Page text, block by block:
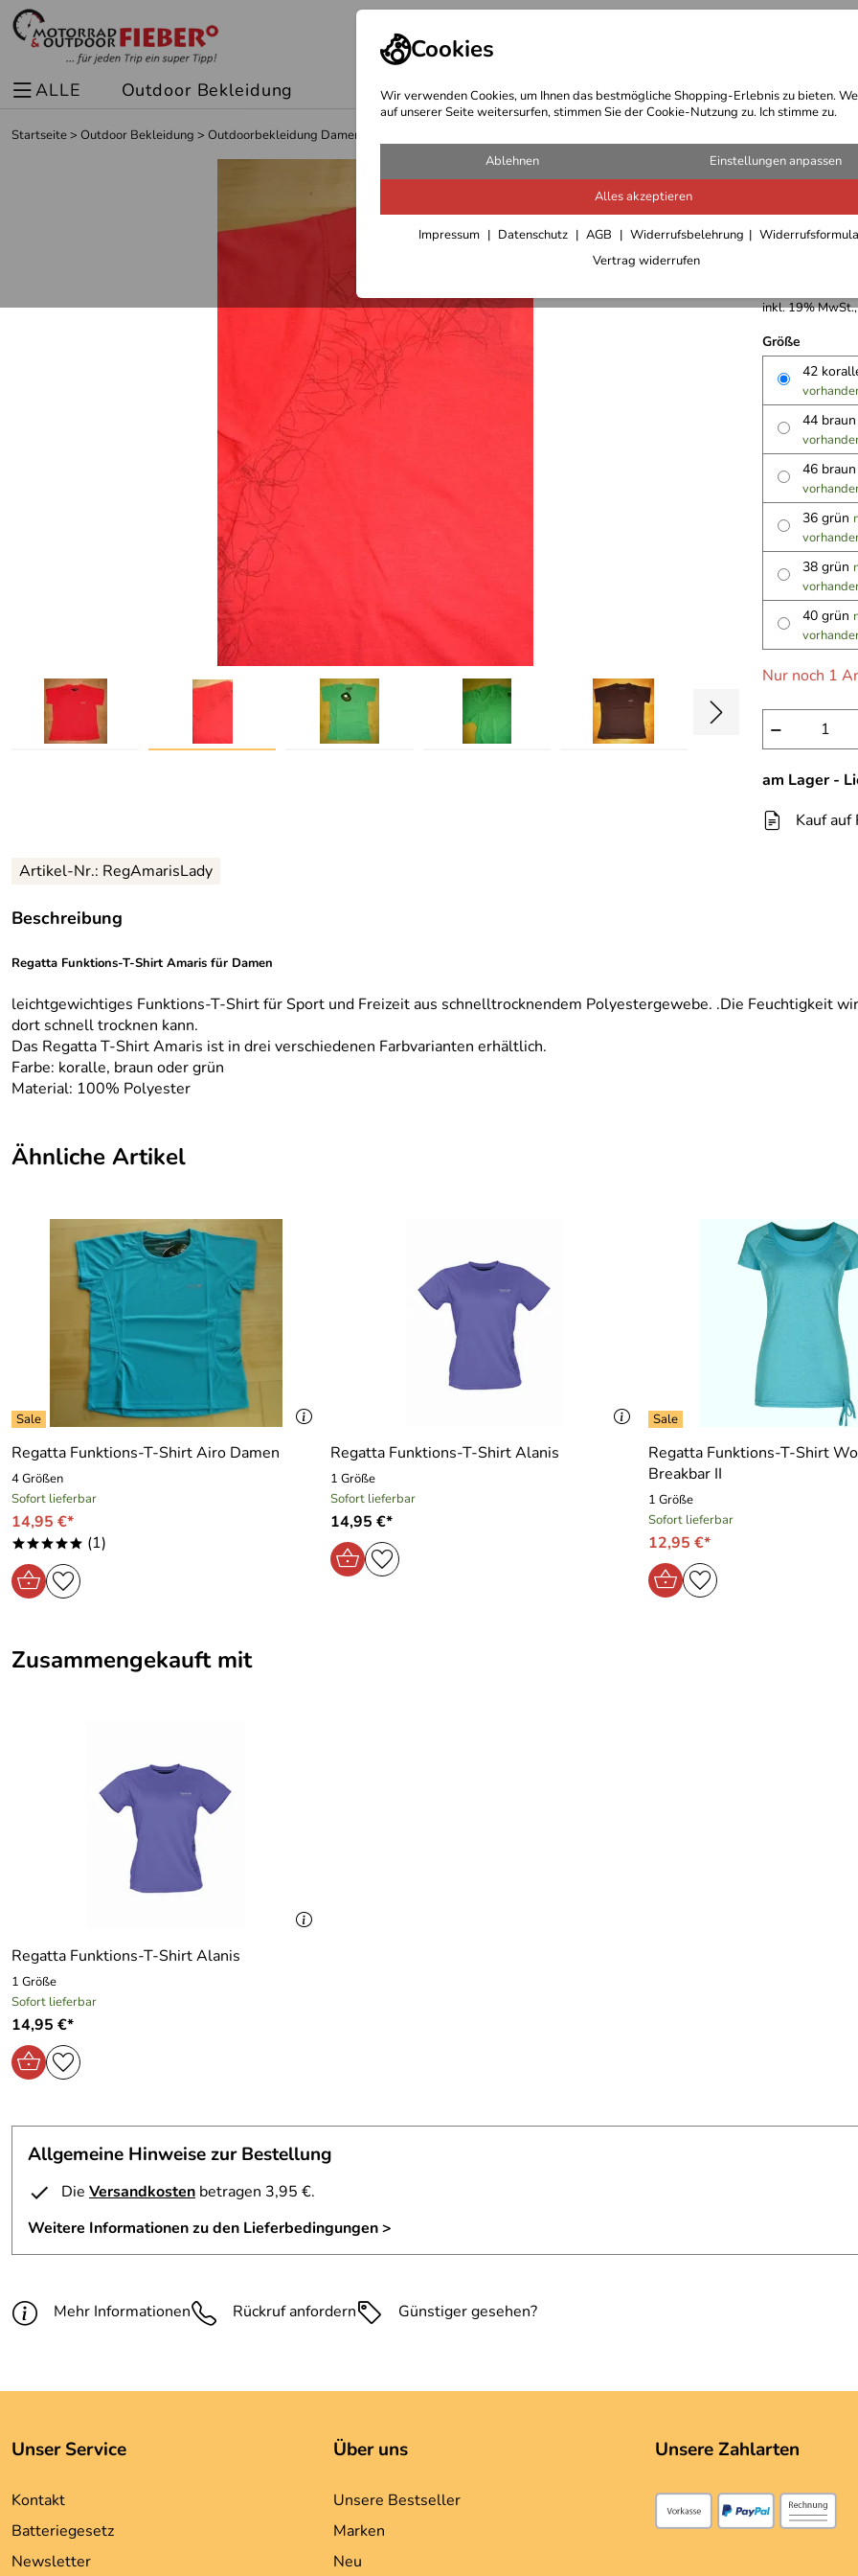
Cookies
Wir verwenden Cookies, um Ihnen das bestmögliche Shopping-Erlebnis zu bieten.
auf unserer Seite weitersurfen, stimmen Sie der Cookie-Nutzung zu. Ich stimme zu.
Ablehnen Einstellungen anpassen
Alles akzeptieren
Impressum Datenschutz AGB Widerrufsbelehrung
Vertrag widerrufen
ALLE Outdoor Bekleidung Sport Bekleidung Outdoor Ausrüstung
Startseite> Outdoor Bekleidung > Outdoorbekleidung Damen
Regatta
inkl. 19%
Größe
42
44 braun
46 braun
36 grün
38 grün
40 grün
Nur noch 1
−
am Lager -
Kauf auf
Artikel-Nr.: RegAmarisLady
Beschreibung
Regatta Funktions-T-Shirt Amaris für Damen
leichtgewichtiges Funktions-T-Shirt für Sport und Freizeit aus schnelltrocknendem Polyestergewebe. .Die Feuchtigkeit
dort schnell trocknen kann.
Das Regatta T-Shirt Amaris ist in drei verschiedenen Farbvarianten erhältlich.
Farbe: koralle, braun oder grün
Material: 100% Polyester
Ähnliche Artikel
Regatta Funktions-T-Shirt Airo Damen
4 Größen
Sofort lieferbar
14,95 €*
***** (1)
Regatta Funktions-T-Shirt Alanis
1 Größe
Sofort lieferbar
14,95 €*
Regatta Funktions-T-Shirt
Breakbar II
1 Größe
Sofort lieferbar
12,95 €*
Zusammengekauft mit
Regatta Funktions-T-Shirt Alanis
1 Größe
Sofort lieferbar
14,95 €*
Allgemeine Hinweise zur Bestellung
Die Versandkosten betragen 3,95 €.
Weitere Informationen zu den Lieferbedingungen >
Mehr Informationen Rückruf anfordern Günstiger gesehen?
Unser Service
Kontakt
Batteriegesetz
Newsletter
Über uns
Unsere Bestseller
Marken
Neu
Unsere Zahlarten